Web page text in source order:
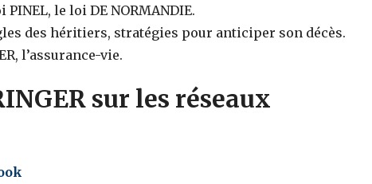
le loi DE NORMANDIE.
des héritiers, stratégies pour anticiper son décès.
l’assurance-vie.
sur les réseaux